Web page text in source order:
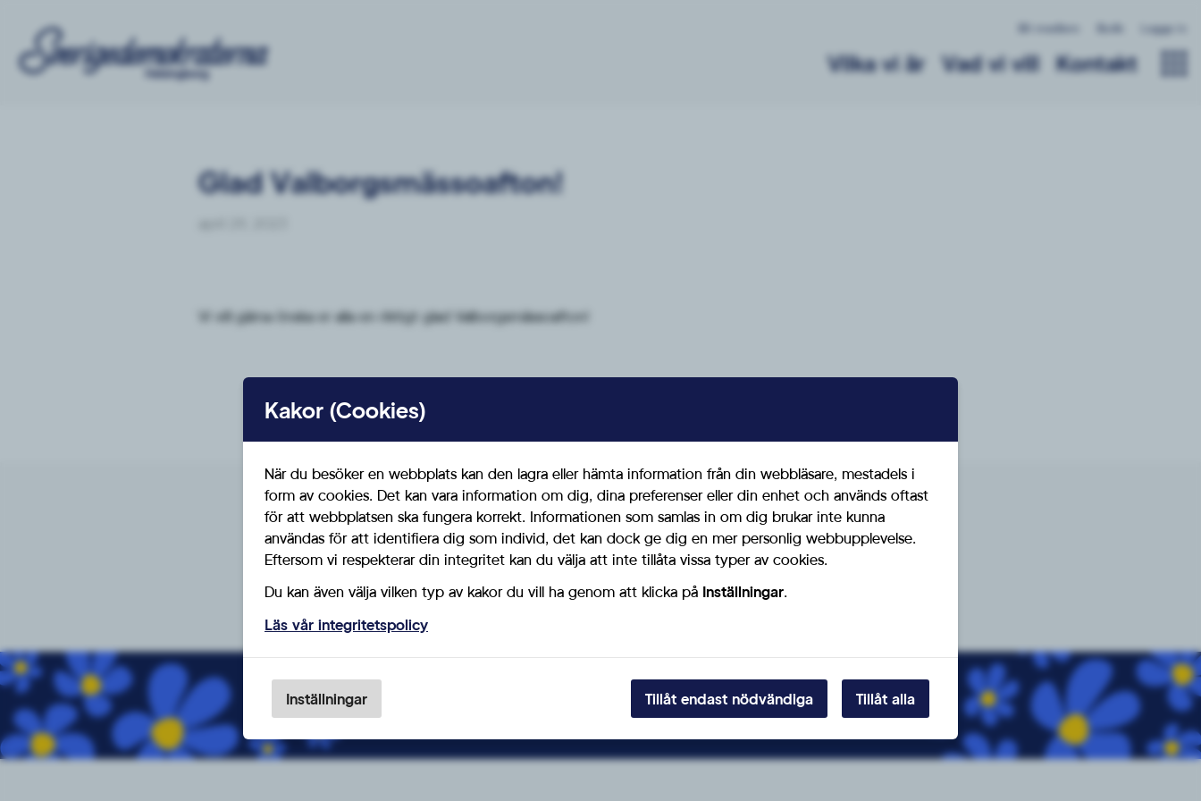
Logga in
Vilka vi är Vad vi vill Kontakt
Glad Valborgsmässoafton!
Vi vill gärna önska er alla en riktigt glad Valborgsmässoafton!
Denna förening tillhör
SD Skåne
Bli medlem du också!
Kakor (Cookies)
När du besöker en webbplats kan den lagra eller hämta information från din webbläsare, mestadels i
form av cookies. Det kan vara information om dig, dina preferenser eller din enhet och används oftast
för att webbplatsen ska fungera korrekt. Informationen som samlas in om dig brukar inte kunna
användas för att identifiera dig som individ, det kan dock ge dig en mer personlig webbupplevelse.
Eftersom vi respekterar din integritet kan du välja att inte tillåta vissa typer av cookies.
Du kan även välja vilken typ av kakor du vill ha genom att klicka på Inställningar.
Läs vår integritetspolicy
Inställningar Tillåt endast nödvändiga Tillåt alla